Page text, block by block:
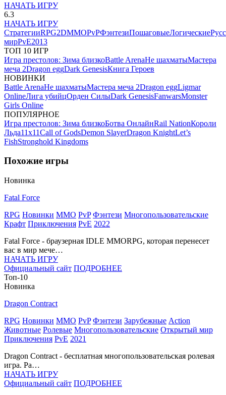
НАЧАТЬ ИГРУ
6.3
НАЧАТЬ ИГРУ
СтратегииRPG2DMMOPvPФэнтезиПошаговыеЛогические
мирPvE2013
ТОП 10 ИГР
Игра престолов: Зима близкоBattle ArenaНе шахматыМастера
меча 2Dragon eggDark GenesisКнига Героев
НОВИНКИ
Battle ArenaНе шахматыМастера меча 2Dragon eggLigmar
OnlineЛига убийцОрден СилыDark GenesisFanwarsMonster
Girls Online
ПОПУЛЯРНОЕ
Игра престолов: Зима близкоБотва ОнлайнRail NationКороли
Льда11х11Call of GodsDemon SlayerDragon KnightLet’s
FishStronghold Kingdoms
Похожие игры
Новинка
Fatal Force
RPG Новинки MMO PvP Фэнтези Многопользовательские
Крафт Приключения PvE 2022
Fatal Force - браузерная IDLE MMORPG, которая перенесет
вас в мир мече…
НАЧАТЬ ИГРУ
Официальный сайт ПОДРОБНЕЕ
Топ-10
Новинка
Dragon Contract
RPG Новинки MMO PvP Фэнтези Зарубежные Action
Животные Ролевые Многопользовательские Открытый мир
Приключения PvE 2021
Dragon Contract - бесплатная многопользовательская ролевая
игра. Ра…
НАЧАТЬ ИГРУ
Официальный сайт ПОДРОБНЕЕ